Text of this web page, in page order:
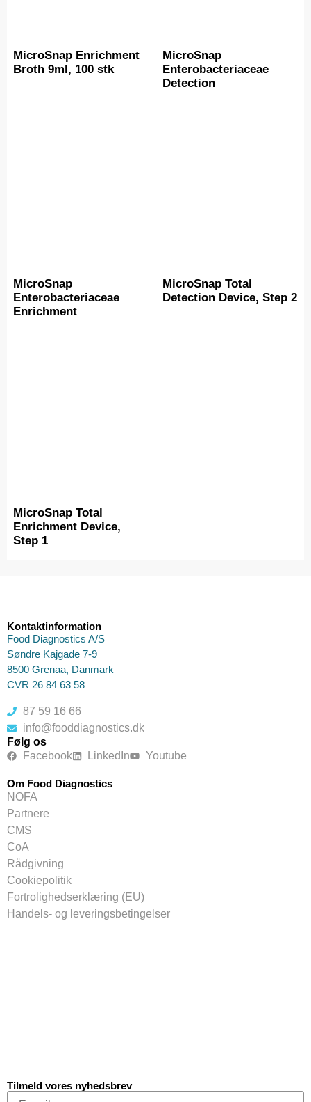
MicroSnap Enrichment
Broth 9ml, 100 stk
MicroSnap
Enterobacteriaceae
Detection
MicroSnap
Enterobacteriaceae
Enrichment
MicroSnap Total
Detection Device, Step 2
MicroSnap Total
Enrichment Device,
Step 1
Kontaktinformation
Food Diagnostics A/S
Søndre Kajgade 7-9
8500 Grenaa, Danmark
CVR 26 84 63 58
87 59 16 66
info@fooddiagnostics.dk
Følg os
Facebook
LinkedIn Youtube
Om Food Diagnostics
NOFA
Partnere
CMS
CoA
Rådgivning
Cookiepolitik
Fortrolighedserklæring (EU)
Handels- og leveringsbetingelser
Tilmeld vores nyhedsbrev